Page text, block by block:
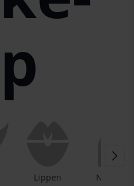
Lippen Nägel